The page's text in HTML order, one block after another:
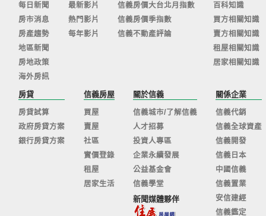
每日新聞
房市消息
房產趨勢
地區新聞
房地政策
海外房訊
最新影片
熱門影片
每年影片
信義房價大台北月指數
信義房價季指數
信義不動產評論
百科知識
買方相關知識
賣方相關知識
租屋相關知識
居家相關知識
房貸
房貸試算
政府房貸方案
銀行房貸方案
信義房屋
買屋
賣屋
社區
實價登錄
租屋
居家生活
關於信義
信義城市/了解信義
人才招募
投資人專區
企業永續發展
公益基金會
信義學堂
新聞媒體夥伴
關係企業
信義代銷
信義全球資產
信義開發
信義日本
中國信義
信義置業
安信建經
信義鑑定